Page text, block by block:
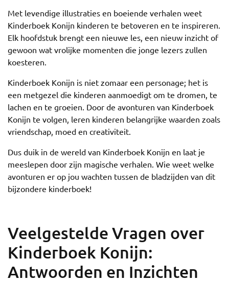
Met levendige illustraties en boeiende verhalen weet
Kinderboek Konijn kinderen te betoveren en te inspireren.
Elk hoofdstuk brengt een nieuwe les, een nieuw inzicht of
gewoon wat vrolijke momenten die jonge lezers zullen
koesteren.
Kinderboek Konijn is niet zomaar een personage; het is
een metgezel die kinderen aanmoedigt om te dromen, te
lachen en te groeien. Door de avonturen van Kinderboek
Konijn te volgen, leren kinderen belangrijke waarden zoals
vriendschap, moed en creativiteit.
Dus duik in de wereld van Kinderboek Konijn en laat je
meeslepen door zijn magische verhalen. Wie weet welke
avonturen er op jou wachten tussen de bladzijden van dit
bijzondere kinderboek!
Veelgestelde Vragen over
Kinderboek Konijn:
Antwoorden en Inzichten